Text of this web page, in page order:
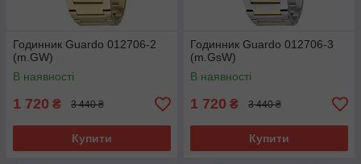
Годинник Guardo 012706-2
(m.GW)
В наявності
1 720 ₴ 3 440 ₴
Купити
Годинник Guardo 012706-3
(m.GsW)
В наявності
1 720 ₴ 3 440 ₴
Купити